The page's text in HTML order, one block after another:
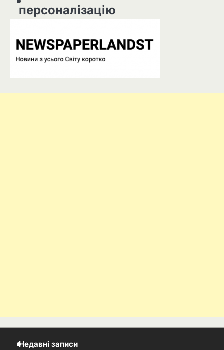
персоналізацію
Недавні записи